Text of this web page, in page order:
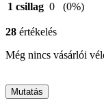
1 csillag 0 (0%)
28 értékelés
Még nincs vásárlói
Mutatás